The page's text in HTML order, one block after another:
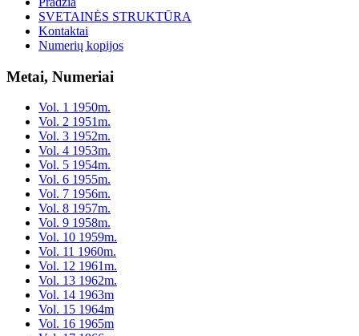
SVETAINĖS STRUKTŪRA
Kontaktai
Numerių kopijos
Metai, Numeriai
Vol. 1 1950m.
Vol. 2 1951m.
Vol. 3 1952m.
Vol. 4 1953m.
Vol. 5 1954m.
Vol. 6 1955m.
Vol. 7 1956m.
Vol. 8 1957m.
Vol. 9 1958m.
Vol. 10 1959m.
Vol. 11 1960m.
Vol. 12 1961m.
Vol. 13 1962m.
Vol. 14 1963m
Vol. 15 1964m
Vol. 16 1965m